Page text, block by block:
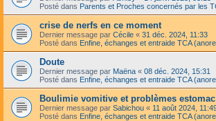
Posté dans Parents et Proches concernés par les
crise de nerfs en ce moment
Dernier message par Cécile « 31 déc. 2024, 11:33
Posté dans Enfine, échanges et entraide TCA
Doute
Dernier message par Maëna « 08 déc. 2024, 15:31
Posté dans Enfine, échanges et entraide TCA
Boulimie vomitive et problèmes estomac
Dernier message par Sabichou « 11 août 2024,
Posté dans Enfine, échanges et entraide TCA